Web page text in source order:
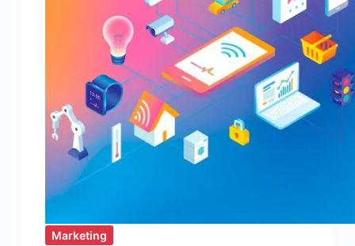
expérience
utilisateur
Marketing